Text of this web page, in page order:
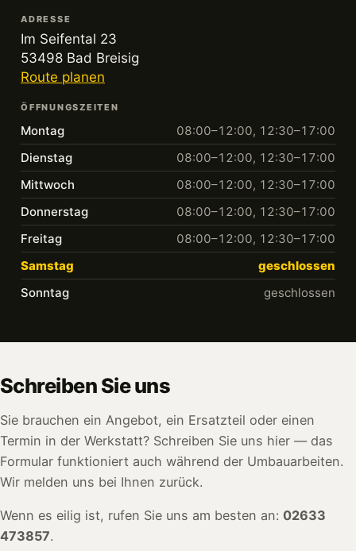
ADRESSE
Im Seifental 23
53498 Bad Breisig
Route planen
ÖFFNUNGSZEITEN
Montag
08:00–12:00, 12:30–17:00
Dienstag
08:00–12:00, 12:30–17:00
Mittwoch
08:00–12:00, 12:30–17:00
Donnerstag
08:00–12:00, 12:30–17:00
Freitag
08:00–12:00, 12:30–17:00
Samstag
geschlossen
Sonntag
geschlossen
Schreiben Sie uns
Sie brauchen ein Angebot, ein Ersatzteil oder einen
Termin in der Werkstatt? Schreiben Sie uns hier — das
Formular funktioniert auch während der Umbauarbeiten.
Wir melden uns bei Ihnen zurück.
Wenn es eilig ist, rufen Sie uns am besten an: 02633
473857.